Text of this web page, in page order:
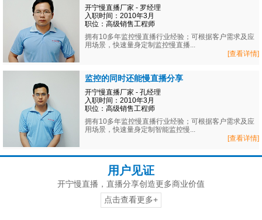
开宁慢直播厂家 - 罗经理
入职时间：2010年3月
职位：高级销售工程师
拥有10多年监控慢直播行业经验；可根据客户需求及应
用场景，快速量身定制监控慢直播...
[查看详情]
监控的同时还能慢直播分享
开宁慢直播厂家 - 孔经理
入职时间：2010年3月
职位：高级销售工程师
拥有10多年监控慢直播行业经验；可根据客户需求及应
用场景，快速量身定制智能监控慢...
[查看详情]
用户见证
开宁慢直播，直播分享创造更多商业价值
点击查看更多+